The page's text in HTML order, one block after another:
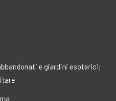
e giardini esoterici: